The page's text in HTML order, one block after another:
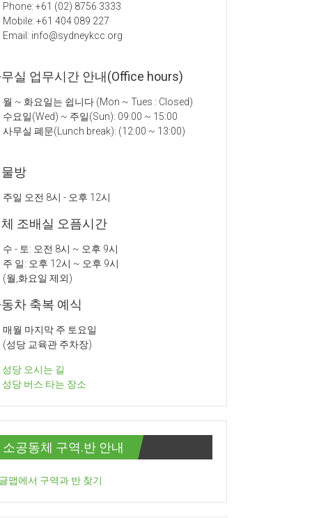
Phone: +61 (02) 8756 3333
Mobile: +61 404 089 227
Email: info@sydneykcc.org
실 업무시간 안내(Office hours)
월 ~ 화요일는 쉽니다 (Mon ~ Tues : Closed)
수요일(Wed) ~ 주일(Sun): 09:00 ~ 15:00
사무실 폐문(Lunch break): (12:00 ~ 13:00)
방
주일 오전 8시 - 오후 12시
조배실 오픔시간
수 - 토: 오전 8시 ~ 오후 9시
주 일: 오후 12시 ~ 오후 9시
(월,화요일 제외)
차 축복 예식
매월 마지막 주 토요일
(성당 교육관 주차장)
성당 오시는 길
성당 버스 타는 장소
소공동체 구역.반 안내
맵에서 구역과 반 찾기